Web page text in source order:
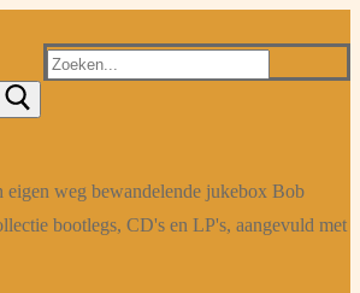
Zoeken
weg bewandelende jukebox Bob
bootlegs, CD's en LP's, aangevuld met